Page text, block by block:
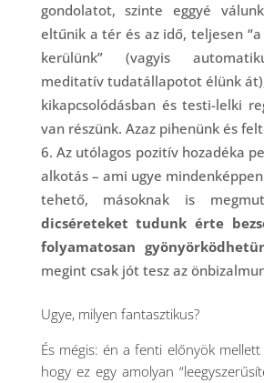
gondolatot, szinte eggyé
eltűnik a tér és az idő, teljesen
kerülünk” (vagyis
meditatív tudatállapotot élünk
kikapcsolódásban és testi-lelki
van részünk. Azaz pihenünk és
Az utólagos pozitív hozadéka
alkotás – ami ugye
tehető, másoknak is
dicséreteket tudunk érte
folyamatosan
megint csak jót tesz az
Ugye, milyen fantasztikus?
És mégis: én a fenti előnyök
hogy ez egy amolyan